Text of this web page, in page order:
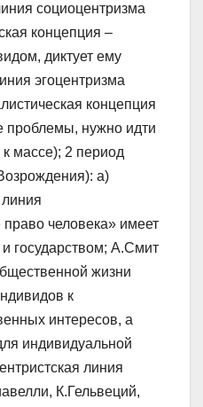
социоцентризма
концепция –
диктует ему
эгоцентризма
концепция
нужно идти
массе); 2 период
а)
право человека» имеет
государством; А.Смит
жизни
к
интересов, а
индивидуальной
линия
К.Гельвеций,